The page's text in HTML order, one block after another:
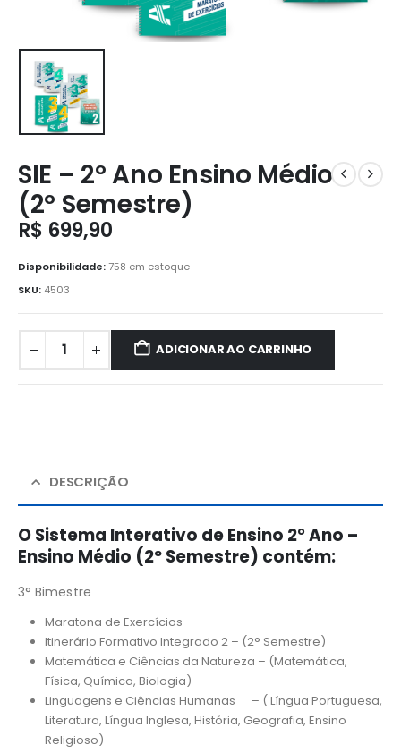
SIE – 2º Ano Ensino Médio
(2º Semestre)
R$ 699,90
Disponibilidade:758 em estoque
SKU: 4503
ADICIONAR AO CARRINHO
DESCRIÇÃO
O Sistema Interativo de Ensino 2° Ano –
Ensino Médio (2º Semestre) contém:
3° Bimestre
Maratona de Exercícios
Itinerário Formativo Integrado 2 – (2° Semestre)
Matemática e Ciências da Natureza – (Matemática,
Física, Química, Biologia)
Linguagens e Ciências Humanas – ( Língua Portuguesa,
Literatura, Língua Inglesa, História, Geografia, Ensino
Religioso)